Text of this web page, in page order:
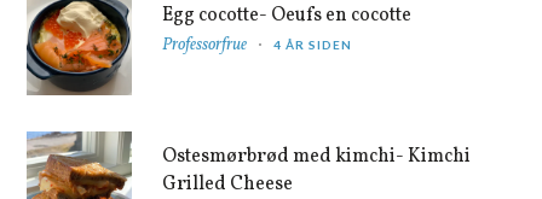
Egg cocotte- Oeufs en cocotte
Professorfrue 4 ÅR SIDEN
Ostesmørbrød med kimchi- Kimchi
Grilled Cheese